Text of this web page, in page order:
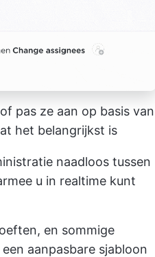
pas ze aan op basis van
het belangrijkst is
naadloos tussen
u in realtime kunt
en sommige
een aanpasbare sjabloon